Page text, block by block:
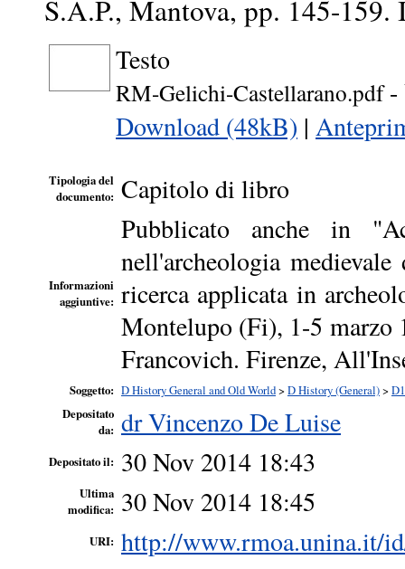
S.A.P., Mantova, pp. 145-
Testo
RM-Gelichi-Castellarano.pdf-
Download (48kB) |
Tipologia del
documento: Capitolo di libro
Informazioni
aggiuntive:
Pubblicato anche in
nell'archeologia
ricerca applicata in
Montelupo (Fi), 1-5 marzo
Francovich. Firenze,
Soggetto: D History General and Old World> D History (General)>
Depositato
da: dr Vincenzo De Luise
Depositato il: 30 Nov 2014 18:43
Ultima
modifica: 30 Nov 2014 18:45
URI: http://www.rmoa.unina.it/